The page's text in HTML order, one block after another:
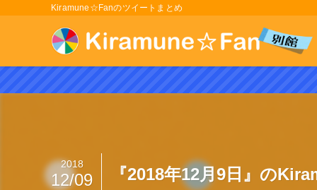
Kiramune☆Fanのツイートまとめ
『2018年12月9日』の
2018
12/09